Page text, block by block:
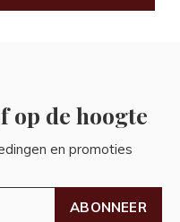
op de hoogte
en promoties
ABONNEER